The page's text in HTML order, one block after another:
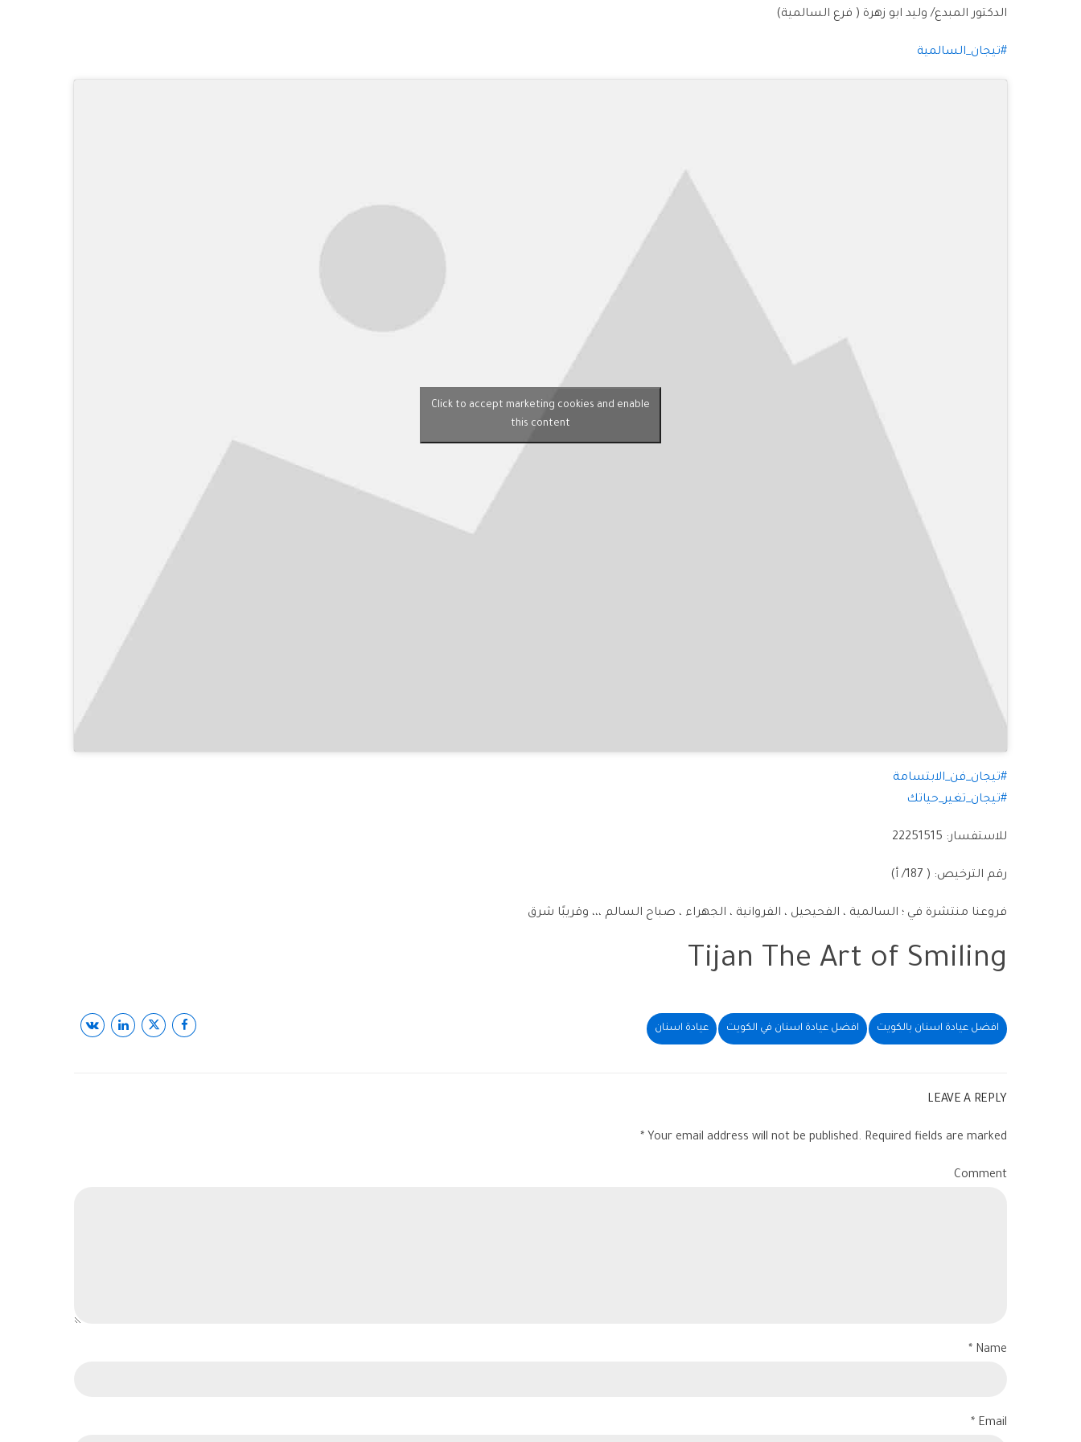
الدكتور المبدع/ وليد ابو زهرة ( فرع السالمية)
#تيجان_السالمية
Click to accept marketing cookies and enable
this content
#تيجان_فن_الابتسامة
#تيجان_تغير_حياتك
للاستفسار: 22251515
رقم الترخيص: ( 187/ أ)
Tijan The Art of Smiling
افضل عيادة اسنان بالكويت افضل عيادة اسنان في الكويت عيادة اسنان
LEAVE A REPLY
Your email address will not be published. Required fields are marked *
Comment
Name *
Email *